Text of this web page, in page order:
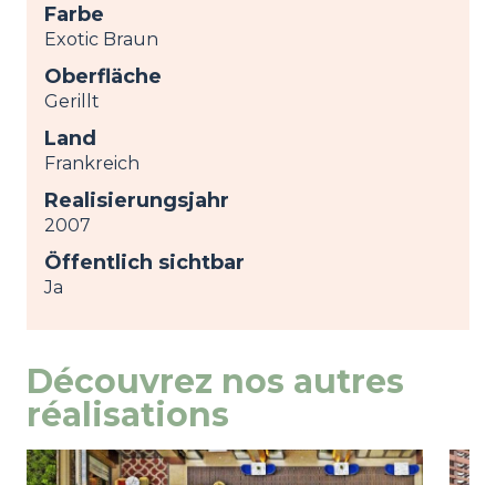
Farbe
Exotic Braun
Oberfläche
Gerillt
Land
Frankreich
Realisierungsjahr
2007
Öffentlich sichtbar
Ja
Découvrez nos autres
réalisations
Image
Ansicht